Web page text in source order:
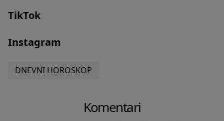
TikTok
Instagram
DNEVNI HOROSKOP
Komentari